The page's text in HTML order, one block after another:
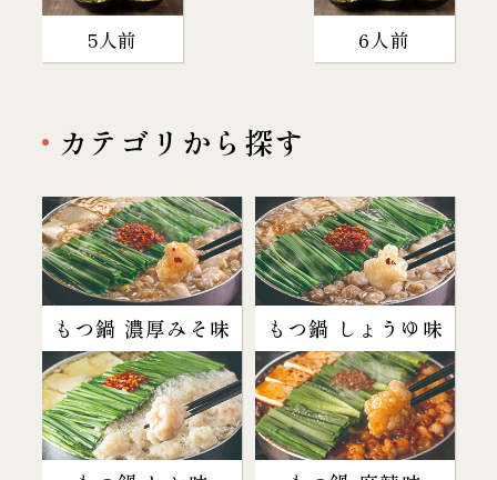
5人前 6人前
カテゴリから探す
もつ鍋 濃厚みそ味 もつ鍋 しょうゆ味